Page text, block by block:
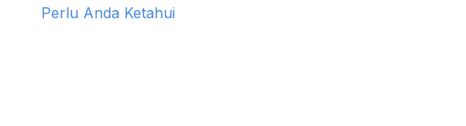
Perlu Anda Ketahui